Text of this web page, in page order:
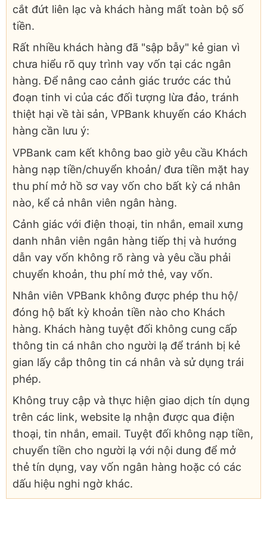
cắt đứt liên lạc và khách hàng mất toàn bộ số
tiền.
Rất nhiều khách hàng đã "sập bẫy" kẻ gian vì
chưa hiểu rõ quy trình vay vốn tại các ngân
hàng. Để nâng cao cảnh giác trước các thủ
đoạn tinh vi của các đối tượng lừa đảo, tránh
thiệt hại về tài sản, VPBank khuyến cáo Khách
hàng cần lưu ý:
VPBank cam kết không bao giờ yêu cầu Khách
hàng nạp tiền/chuyển khoản/ đưa tiền mặt hay
thu phí mở hồ sơ vay vốn cho bất kỳ cá nhân
nào, kể cả nhân viên ngân hàng.
Cảnh giác với điện thoại, tin nhắn, email xưng
danh nhân viên ngân hàng tiếp thị và hướng
dẫn vay vốn không rõ ràng và yêu cầu phải
chuyển khoản, thu phí mở thẻ, vay vốn.
Nhân viên VPBank không được phép thu hộ/
đóng hộ bất kỳ khoản tiền nào cho Khách
hàng. Khách hàng tuyệt đối không cung cấp
thông tin cá nhân cho người lạ để tránh bị kẻ
gian lấy cắp thông tin cá nhân và sử dụng trái
phép.
Không truy cập và thực hiện giao dịch tín dụng
trên các link, website lạ nhận được qua điện
thoại, tin nhắn, email. Tuyệt đối không nạp tiền,
chuyển tiền cho người lạ với nội dung để mở
thẻ tín dụng, vay vốn ngân hàng hoặc có các
dấu hiệu nghi ngờ khác.